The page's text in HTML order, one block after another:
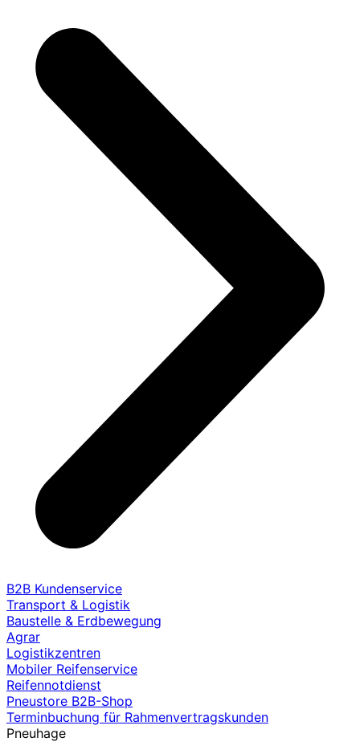
B2B Kundenservice
Transport & Logistik
Baustelle & Erdbewegung
Agrar
Logistikzentren
Mobiler Reifenservice
Reifennotdienst
Pneustore B2B-Shop
Terminbuchung für Rahmenvertragskunden
Pneuhage